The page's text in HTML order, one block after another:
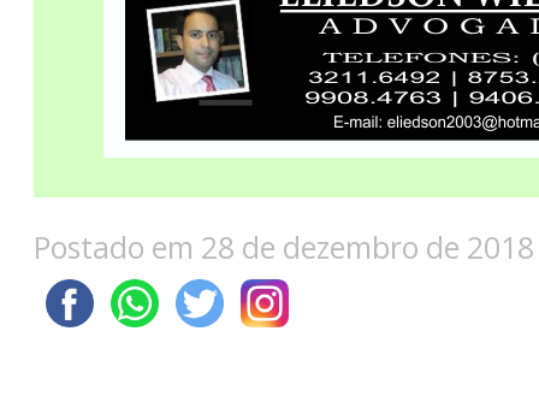
Postado em 28 de dezembro de 2018